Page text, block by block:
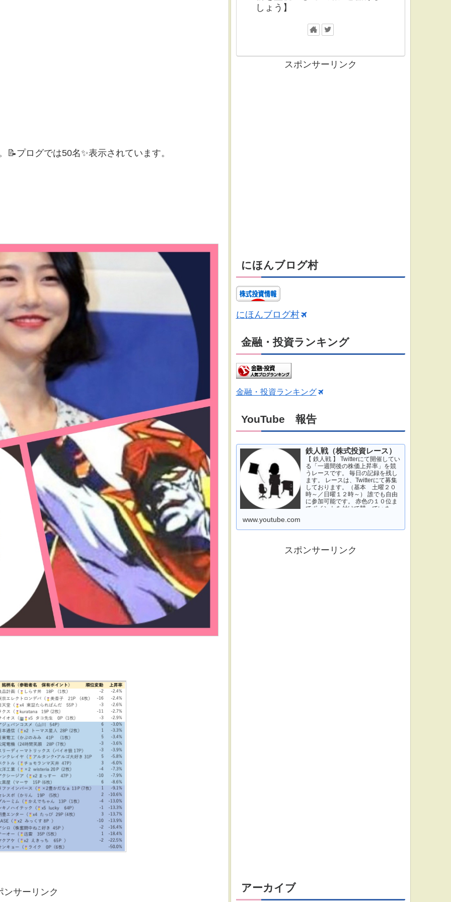
プログでは50名✨表示されています。
ンサーリンク
しょう】
スポンサーリンク
にほんブログ村
にほんブログ村
金融・投資ランキング
金融・投資ランキング
YouTube 報告
鉄人戦（株式投資レース）
【 鉄人戦 】 Twitterにて開催してい
る「一週間後の株価上昇率」を競
うレースです。 毎日の記録を残し
ます。 レースは、Twitterにて募集
しております。（基本 土曜２０
時～／日曜１２時～） 誰でも自由
に参加可能です。 赤色の１０位ま
でポイントを付けて競っていま
www.youtube.com
スポンサーリンク
アーカイブ